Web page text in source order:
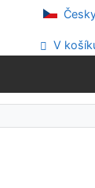
V